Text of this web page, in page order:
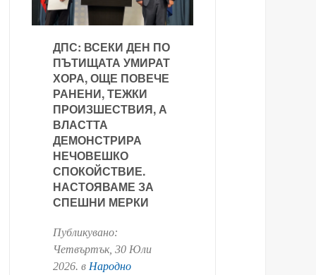
ДПС: ВСЕКИ ДЕН ПО
ПЪТИЩАТА УМИРАТ
ХОРА, ОЩЕ ПОВЕЧЕ
РАНЕНИ, ТЕЖКИ
ПРОИЗШЕСТВИЯ, А
ВЛАСТТА
ДЕМОНСТРИРА
НЕЧОВЕШКО
СПОКОЙСТВИЕ.
НАСТОЯВАМЕ ЗА
СПЕШНИ МЕРКИ
Публикувано:
Четвъртък, 30 Юли
2026. в Народно